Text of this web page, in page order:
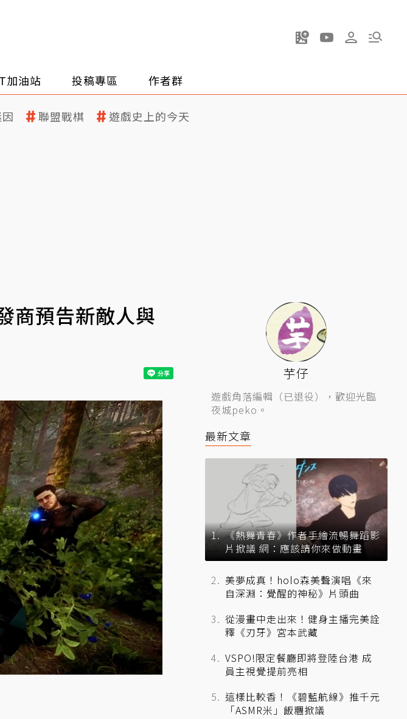
加油站 投稿專區 作者群
聯盟戰棋 遊戲史上的今天
商預告新敵人與
芋仔
遊戲角落編輯（已退役），歡迎光臨
夜城peko。
最新文章
《熱舞青春》作者手繪流暢舞蹈影
片掀議 網：應該請你來做動畫
美夢成真！holo森美聲演唱《來
自深淵：覺醒的神秘》片頭曲
從漫畫中走出來！健身主播完美詮
釋《刃牙》宮本武藏
VSPO!限定餐廳即將登陸台港 成
員主視覺提前亮相
這樣比較香！《碧藍航線》推千元
「ASMR米」飯糰掀議